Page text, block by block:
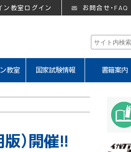
ン教室ログイン お問合せ・FAQ
教室 国家試験情報 書籍案内
）開催!!